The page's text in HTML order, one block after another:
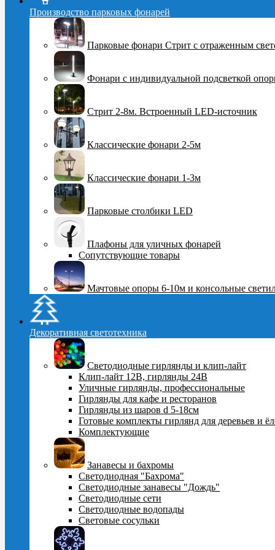
Производство парковых фонарей
Парковые фонари Стрит с отраженным
Фонари с индивидуальной подсветкой
Стрит 2-8м. Встроенный LED-источник
Классические фонари 2-5м
Классические фонари 1-3м
Парковые столбики LED
Плафоны для уличных фонарей
Сопутствующие товары
Мачтовые опоры 6-10м и консольные
Декоративная светотехника
Светодиодные гирлянды и клип-лайт
Клип-лайт 12В, гирлянды 24В
Уличные гирлянды, профессиональные
Гирлянды для кафе и ресторанов
Гирлянды из шаров d 5-18cм
Готовые комплекты гирлянд для деревьев и
Комплектующие
Занавесы и бахромы
Светодиодная "Бахрома"
Светодиодные занавесы "Дождь"
Светодиодные сети
Светодиодные водопады
Световые сосульки